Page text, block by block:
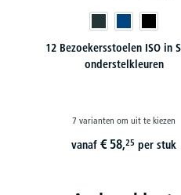
12 Bezoekersstoelen ISO in
onderstelkleuren
7 varianten om uit te kiezen
vanaf€ 58,25 per stuk